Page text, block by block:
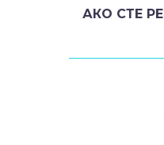
АКО СТЕ